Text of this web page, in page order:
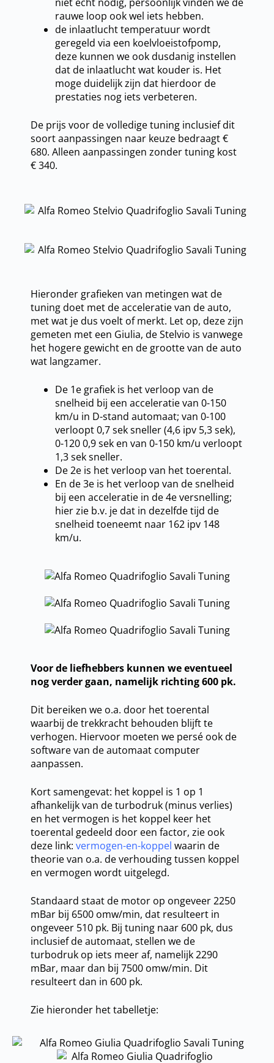
rauwe loop ook wel iets hebben.
de inlaatlucht temperatuur wordt
geregeld via een koelvloeistofpomp,
deze kunnen we ook dusdanig instellen
dat de inlaatlucht wat kouder is. Het
moge duidelijk zijn dat hierdoor de
prestaties nog iets verbeteren.
De prijs voor de volledige tuning inclusief dit
soort aanpassingen naar keuze bedraagt €
680. Alleen aanpassingen zonder tuning kost
€ 340.
Hieronder grafieken van metingen wat de
tuning doet met de acceleratie van de auto,
met wat je dus voelt of merkt. Let op, deze zijn
gemeten met een Giulia, de Stelvio is vanwege
het hogere gewicht en de grootte van de auto
wat langzamer.
De 1e grafiek is het verloop van de
snelheid bij een acceleratie van 0-150
km/u in D-stand automaat; van 0-100
verloopt 0,7 sek sneller (4,6 ipv 5,3 sek),
0-120 0,9 sek en van 0-150 km/u verloopt
1,3 sek sneller.
De 2e is het verloop van het toerental.
En de 3e is het verloop van de snelheid
bij een acceleratie in de 4e versnelling;
hier zie b.v. je dat in dezelfde tijd de
snelheid toeneemt naar 162 ipv 148
km/u.
Voor de liefhebbers kunnen we eventueel
nog verder gaan, namelijk richting 600 pk.
Dit bereiken we o.a. door het toerental
waarbij de trekkracht behouden blijft te
verhogen. Hiervoor moeten we persé ook de
software van de automaat computer
aanpassen.
Kort samengevat: het koppel is 1 op 1
afhankelijk van de turbodruk (minus verlies)
en het vermogen is het koppel keer het
toerental gedeeld door een factor, zie ook
deze link: vermogen-en-koppel waarin de
theorie van o.a. de verhouding tussen koppel
en vermogen wordt uitgelegd.
Standaard staat de motor op ongeveer 2250
mBar bij 6500 omw/min, dat resulteert in
ongeveer 510 pk. Bij tuning naar 600 pk, dus
inclusief de automaat, stellen we de
turbodruk op iets meer af, namelijk 2290
mBar, maar dan bij 7500 omw/min. Dit
resulteert dan in 600 pk.
Zie hieronder het tabelletje: